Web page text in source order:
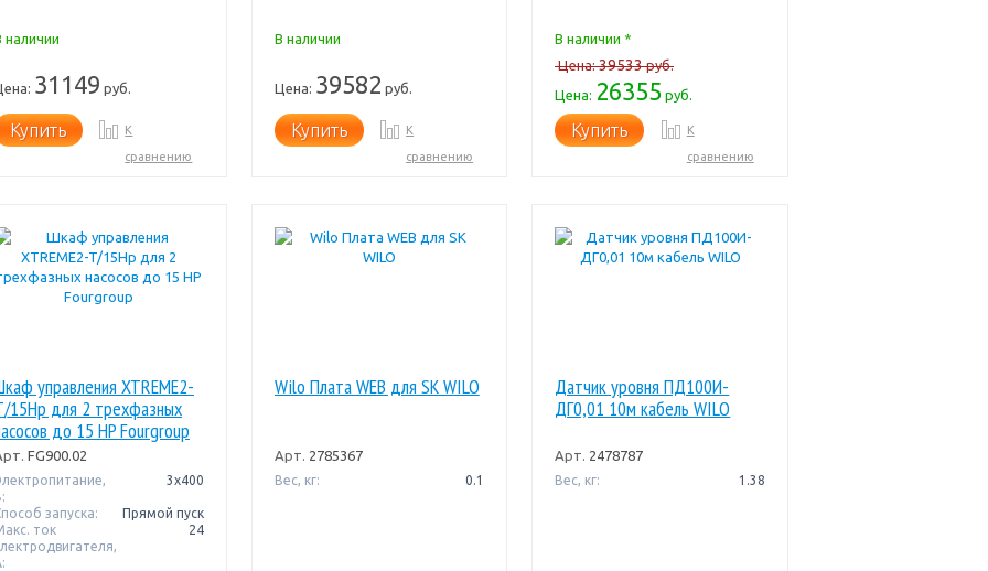
наличии
31149 руб.
Купить
К
сравнению
В наличии
Цена: 39582 руб.
Купить
К
сравнению
В наличии *
Цена:39533руб.
Цена: 26355 руб.
Купить
К
сравнению
управления XTREME2-
15Hp для 2 трехфазных
до 15 HP Fourgroup
FG900.02
3х400
запуска:
Прямой пуск
ток
24
Wilo Плата WEB для SK WILO
Арт. 2785367
Вес, кг: 0.1
Датчик уровня ПД100И-
ДГ0,01 10м кабель WILO
Арт. 2478787
Вес, кг: 1.38